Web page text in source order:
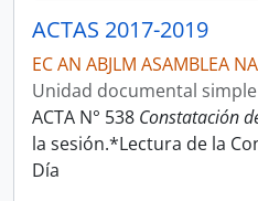
ACTAS 2017-2019
EC AN ABJLM ASAMBLEA
Unidad documental simple
ACTA N° 538 Constatación
la sesión.*Lectura de la
Día